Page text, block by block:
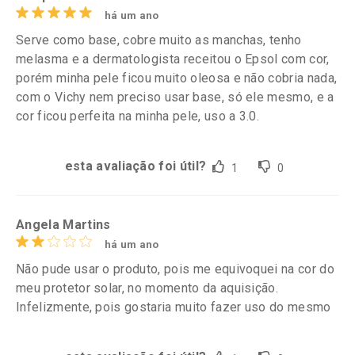
há um ano
Serve como base, cobre muito as manchas, tenho
melasma e a dermatologista receitou o Epsol com cor,
porém minha pele ficou muito oleosa e não cobria nada,
com o Vichy nem preciso usar base, só ele mesmo, e a
cor ficou perfeita na minha pele, uso a 3.0.
esta avaliação foi útil? 1 0
Angela Martins
há um ano
Não pude usar o produto, pois me equivoquei na cor do
meu protetor solar, no momento da aquisição.
Infelizmente, pois gostaria muito fazer uso do mesmo